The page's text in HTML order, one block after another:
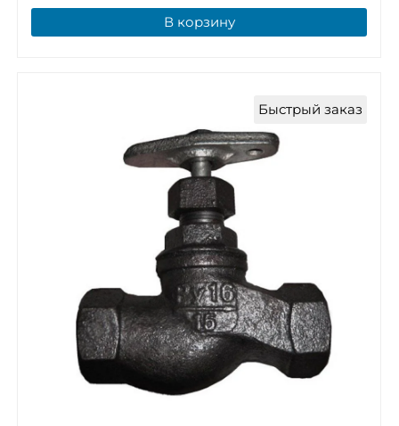
В корзину
Быстрый заказ